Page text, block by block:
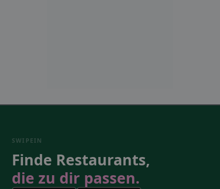
SWIPEIN
Finde Restaurants,
die zu dir passen.